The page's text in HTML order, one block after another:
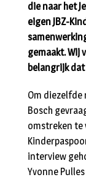
die naar het
eigen JBZ-
gemaakt. Wij
belangrijk
Om diezelfde
Bosch
omstreken te
interview
Yvonne